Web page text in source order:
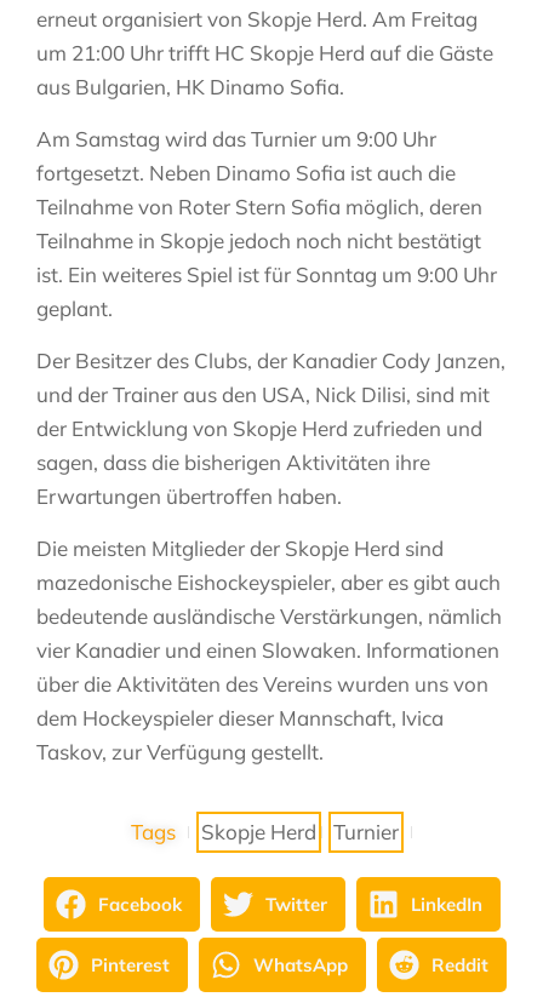
erneut organisiert von Skopje Herd. Am Freitag
um 21:00 Uhr trifft HC Skopje Herd auf die Gäste
aus Bulgarien, HK Dinamo Sofia.
Am Samstag wird das Turnier um 9:00 Uhr
fortgesetzt. Neben Dinamo Sofia ist auch die
Teilnahme von Roter Stern Sofia möglich, deren
Teilnahme in Skopje jedoch noch nicht bestätigt
ist. Ein weiteres Spiel ist für Sonntag um 9:00 Uhr
geplant.
Der Besitzer des Clubs, der Kanadier Cody Janzen,
und der Trainer aus den USA, Nick Dilisi, sind mit
der Entwicklung von Skopje Herd zufrieden und
sagen, dass die bisherigen Aktivitäten ihre
Erwartungen übertroffen haben.
Die meisten Mitglieder der Skopje Herd sind
mazedonische Eishockeyspieler, aber es gibt auch
bedeutende ausländische Verstärkungen, nämlich
vier Kanadier und einen Slowaken. Informationen
über die Aktivitäten des Vereins wurden uns von
dem Hockeyspieler dieser Mannschaft, Ivica
Taskov, zur Verfügung gestellt.
Tags Skopje Herd Turnier
Facebook Twitter LinkedIn
Pinterest WhatsApp Reddit